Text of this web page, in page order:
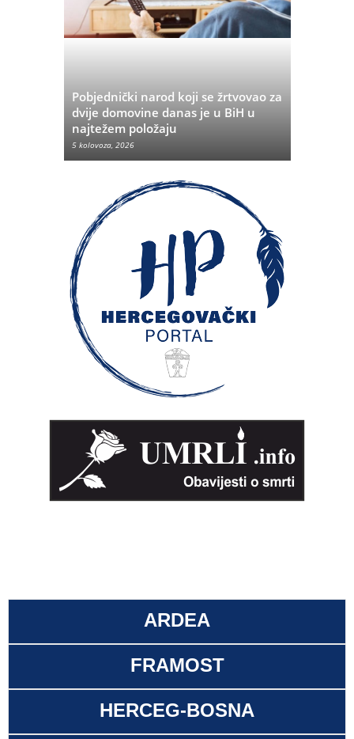
Pobjednički narod koji se žrtvovao za
dvije domovine danas je u BiH u
najtežem položaju
5 kolovoza, 2026
ARDEA
FRAMOST
HERCEG-BOSNA